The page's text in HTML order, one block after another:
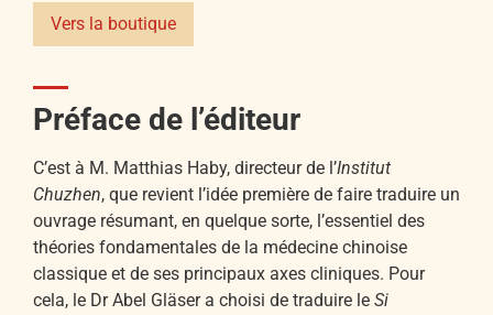
Vers la boutique
Préface de l’éditeur
C’est à M. Matthias Haby, directeur de l’Institut
Chuzhen, que revient l’idée première de faire traduire un
ouvrage résumant, en quelque sorte, l’essentiel des
théories fondamentales de la médecine chinoise
classique et de ses principaux axes cliniques. Pour
cela, le Dr Abel Gläser a choisi de traduire le Si